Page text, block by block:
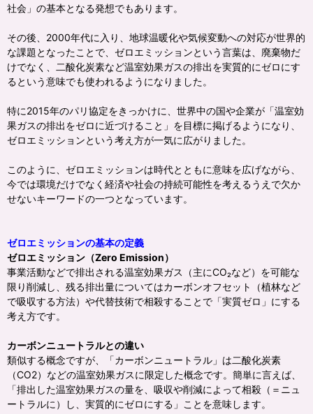
社会」の基本となる発想でもあります。
その後、2000年代に入り、地球温暖化や気候変動への対応が世界的
な課題となったことで、ゼロエミッションという言葉は、廃棄物だ
けでなく、二酸化炭素など温室効果ガスの排出を実質的にゼロにす
るという意味でも使われるようになりました。
特に2015年のパリ協定をきっかけに、世界中の国や企業が「温室効
果ガスの排出をゼロに近づけること」を目標に掲げるようになり、
ゼロエミッションという考え方が一気に広がりました。
このように、ゼロエミッションは時代とともに意味を広げながら、
今では環境だけでなく経済や社会の持続可能性を考えるうえで欠か
せないキーワードの一つとなっています。
ゼロエミッションの基本の定義
ゼロエミッション（Zero Emission）
事業活動などで排出される温室効果ガス（主にCO₂など）を可能な
限り削減し、残る排出量についてはカーボンオフセット（植林など
で吸収する方法）や代替技術で相殺することで「実質ゼロ」にする
考え方です。
カーボンニュートラルとの違い
類似する概念ですが、「カーボンニュートラル」は二酸化炭素
（CO2）などの温室効果ガスに限定した概念です。簡単に言えば、
「排出した温室効果ガスの量を、吸収や削減によって相殺（＝ニュ
ートラルに）し、実質的にゼロにする」ことを意味します。